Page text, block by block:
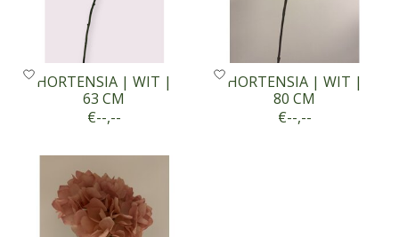
HORTENSIA | WIT |
63 CM
€--,--
HORTENSIA | WIT |
80 CM
€--,--